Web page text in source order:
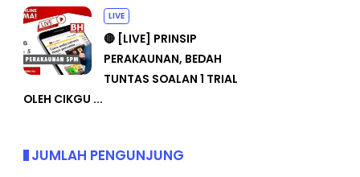
LIVE
🔴 [LIVE] PRINSIP
PERAKAUNAN, BEDAH
TUNTAS SOALAN 1 TRIAL
OLEH CIKGU ...
JUMLAH PENGUNJUNG